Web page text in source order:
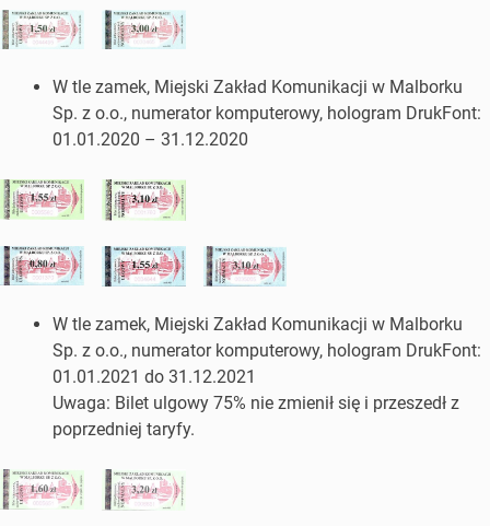
W tle zamek, Miejski Zakład Komunikacji w Malborku
Sp. z o.o., numerator komputerowy, hologram DrukFont:
01.01.2020 – 31.12.2020
W tle zamek, Miejski Zakład Komunikacji w Malborku
Sp. z o.o., numerator komputerowy, hologram DrukFont:
01.01.2021 do 31.12.2021
Uwaga: Bilet ulgowy 75% nie zmienił się i przeszedł z
poprzedniej taryfy.